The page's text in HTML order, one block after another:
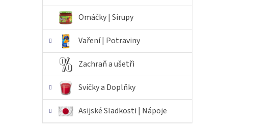
Omáčky | Sirupy
Vaření | Potraviny
Zachraň a ušetři
Svíčky a Doplňky
Asijské Sladkosti | Nápoje